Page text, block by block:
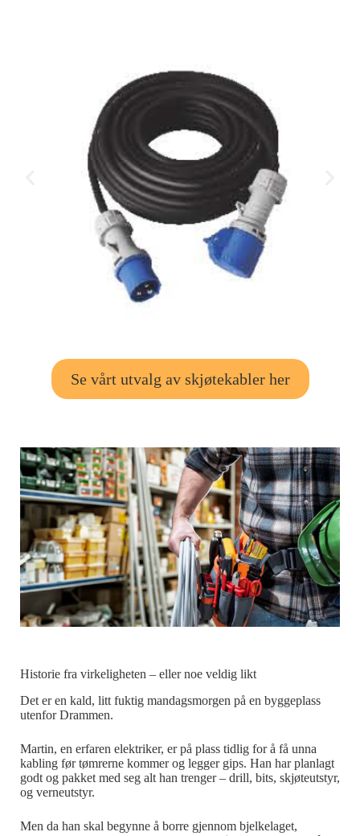
Se vårt utvalg av skjøtekabler her
Historie fra virkeligheten – eller noe veldig likt
Det er en kald, litt fuktig mandagsmorgen på en byggeplass
utenfor Drammen.
Martin, en erfaren elektriker, er på plass tidlig for å få unna
kabling før tømrerne kommer og legger gips. Han har planlagt
godt og pakket med seg alt han trenger – drill, bits, skjøteutstyr,
og verneutstyr.
Men da han skal begynne å borre gjennom bjelkelaget,